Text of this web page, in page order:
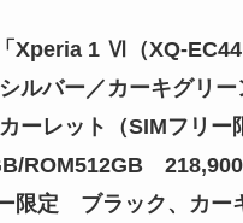
Xperia 1 Ⅵ（XQ-
ルバー／カーキグリ
ーレット（SIMフリー
ROM512GB 218,900
ー限定 ブラック、カー